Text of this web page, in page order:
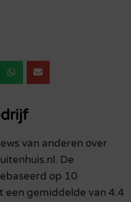
van anderen over
De
op 10
een gemiddelde van 4.4